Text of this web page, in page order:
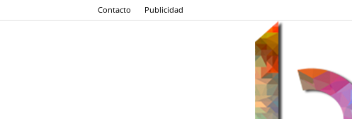
Contacto Publicidad